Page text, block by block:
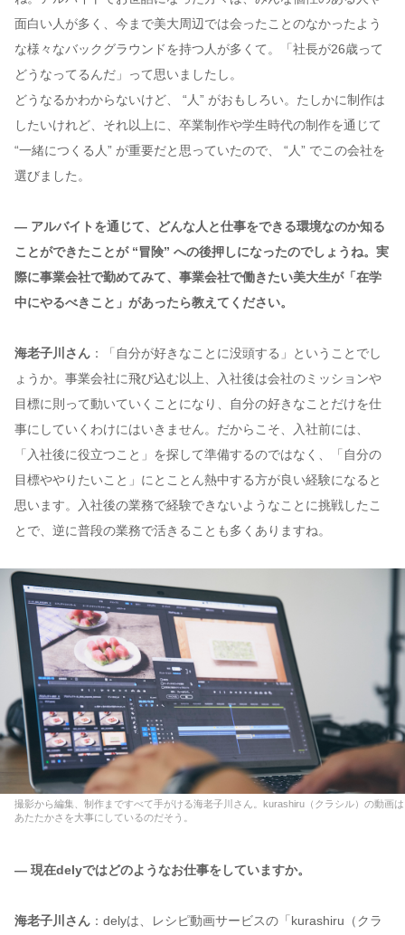
面白い人が多く、今まで美大周辺では会ったことのなかったよう
な様々なバックグラウンドを持つ人が多くて。「社長が26歳って
どうなってるんだ」って思いましたし。
どうなるかわからないけど、 “人” がおもしろい。たしかに制作は
したいけれど、それ以上に、卒業制作や学生時代の制作を通じて
“一緒につくる人” が重要だと思っていたので、 “人” でこの会社を
選びました。
— アルバイトを通じて、どんな人と仕事をできる環境なのか知る
ことができたことが “冒険” への後押しになったのでしょうね。実
際に事業会社で勤めてみて、事業会社で働きたい美大生が「在学
中にやるべきこと」があったら教えてください。
海老子川さん ：「自分が好きなことに没頭する」ということでし
ょうか。事業会社に飛び込む以上、入社後は会社のミッションや
目標に則って動いていくことになり、自分の好きなことだけを仕
事にしていくわけにはいきません。だからこそ、入社前には、
「入社後に役立つこと」を探して準備するのではなく、「自分の
目標ややりたいこと」にとことん熱中する方が良い経験になると
思います。入社後の業務で経験できないようなことに挑戦したこ
とで、逆に普段の業務で活きることも多くありますね。
撮影から編集、制作まですべて手がける海老子川さん。kurashiru（クラシル）の動画は
あたたかさを大事にしているのだそう。
— 現在delyではどのようなお仕事をしていますか。
海老子川さん ：delyは、レシピ動画サービスの「kurashiru（クラ